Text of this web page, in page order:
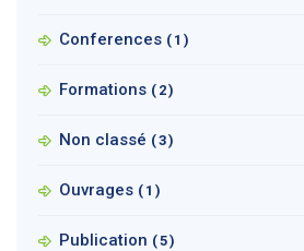
Conferences (1)
Formations (2)
Non classé (3)
Ouvrages (1)
Publication (5)